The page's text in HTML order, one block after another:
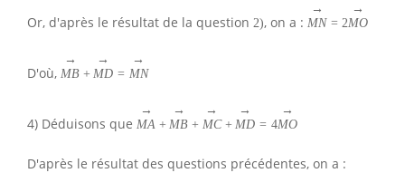
Or, d'après le résultat de la question 2), on a :
→
MN = 2
→
MO
D'où,
→
MB +
→
MD =
→
MN
4) Déduisons que
→
MA +
→
MB +
→
MC +
→
MD = 4
→
MO
D'après le résultat des questions précédentes, on a :